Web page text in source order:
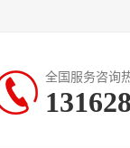
全国服务咨询